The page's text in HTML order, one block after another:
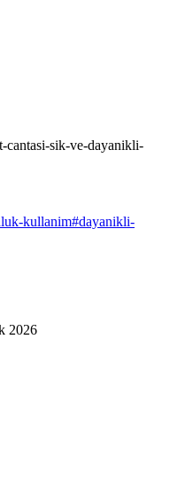
cantasi-sik-ve-dayanikli-
kullanim#dayanikli-
2026